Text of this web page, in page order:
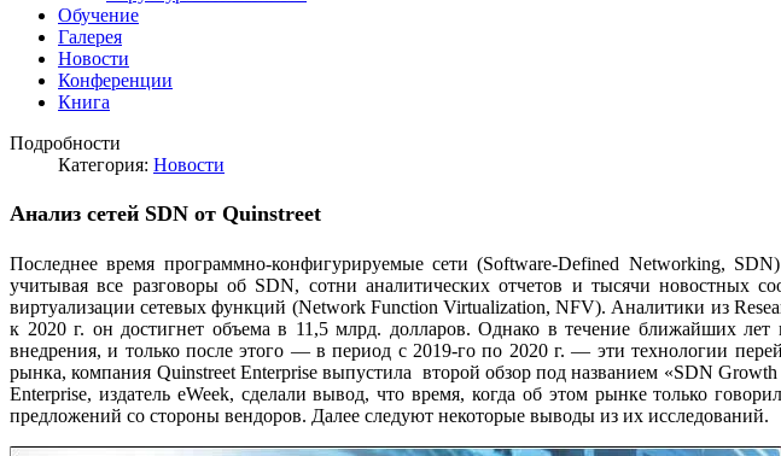
Обучение
Галерея
Новости
Конференции
Книга
Подробности
Категория: Новости
Анализ сетей SDN от Quinstreet
Последнее время программно-конфигурируемые сети (Software-Defined Networking,
учитывая все разговоры об SDN, сотни аналитических отчетов и тысячи
виртуализации сетевых функций (Network Function Virtualization, NFV). Аналитики из
к 2020 г. он достигнет объема в 11,5 млрд. долларов. Однако в течение ближайших
внедрения, и только после этого — в период с 2019-го по 2020 г. — эти технологии
рынка, компания Quinstreet Enterprise выпустила второй обзор под названием «SDN
Enterprise, издатель eWeek, сделали вывод, что время, когда об этом рынке только
предложений со стороны вендоров. Далее следуют некоторые выводы из их исследований.